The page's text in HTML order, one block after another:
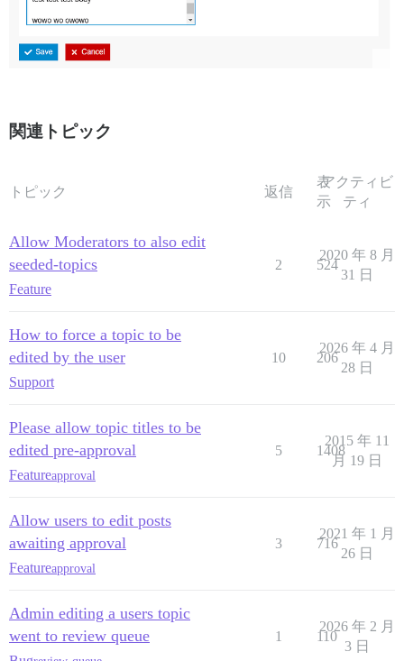
関連トピック
トピック 返信
表
示
アクティビ
ティ
Allow Moderators to also edit
seeded-topics
Feature
2 524
2020 年 8 月
31 日
How to force a topic to be
edited by the user
Support
10 206
2026 年 4 月
28 日
Please allow topic titles to be
edited pre-approval
Featureapproval
5 1408
2015 年 11
月 19 日
Allow users to edit posts
awaiting approval
Featureapproval
3 716
2021 年 1 月
26 日
Admin editing a users topic
went to review queue
1 110
2026 年 2 月
3 日